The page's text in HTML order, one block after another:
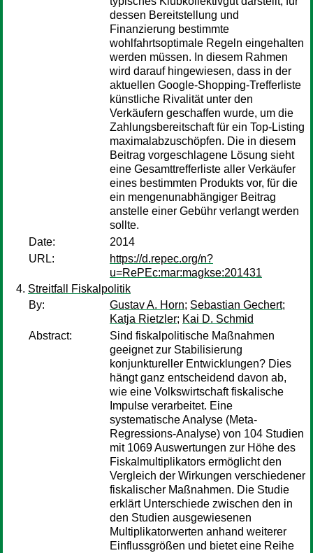
dessen Bereitstellung und
Finanzierung bestimmte
wohlfahrtsoptimale Regeln eingehalten
werden müssen. In diesem Rahmen
wird darauf hingewiesen, dass in der
aktuellen Google-Shopping-Trefferliste
künstliche Rivalität unter den
Verkäufern geschaffen wurde, um die
Zahlungsbereitschaft für ein Top-Listing
maximalabzuschöpfen. Die in diesem
Beitrag vorgeschlagene Lösung sieht
eine Gesamttrefferliste aller Verkäufer
eines bestimmten Produkts vor, für die
ein mengenunabhängiger Beitrag
anstelle einer Gebühr verlangt werden
sollte.
Date:
2014
URL:
https://d.repec.org/n?
u=RePEc:mar:magkse:201431
Streitfall Fiskalpolitik
By:
Gustav A. Horn; Sebastian Gechert;
Katja Rietzler; Kai D. Schmid
Abstract:
Sind fiskalpolitische Maßnahmen
geeignet zur Stabilisierung
konjunktureller Entwicklungen? Dies
hängt ganz entscheidend davon ab,
wie eine Volkswirtschaft fiskalische
Impulse verarbeitet. Eine
systematische Analyse (Meta-
Regressions-Analyse) von 104 Studien
mit 1069 Auswertungen zur Höhe des
Fiskalmultiplikators ermöglicht den
Vergleich der Wirkungen verschiedener
fiskalischer Maßnahmen. Die Studie
erklärt Unterschiede zwischen den in
den Studien ausgewiesenen
Multiplikatorwerten anhand weiterer
Einflussgrößen und bietet eine Reihe